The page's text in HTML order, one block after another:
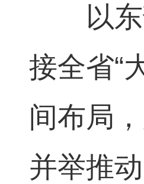
以东
接全省“
间布局
并举推